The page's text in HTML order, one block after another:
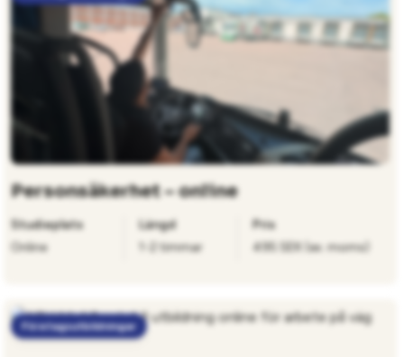
Personsäkerhet – online
Studieplats
Online
Längd
1-2 timmar
Pris
495 SEK (ex. moms)
Företagsutbildningar